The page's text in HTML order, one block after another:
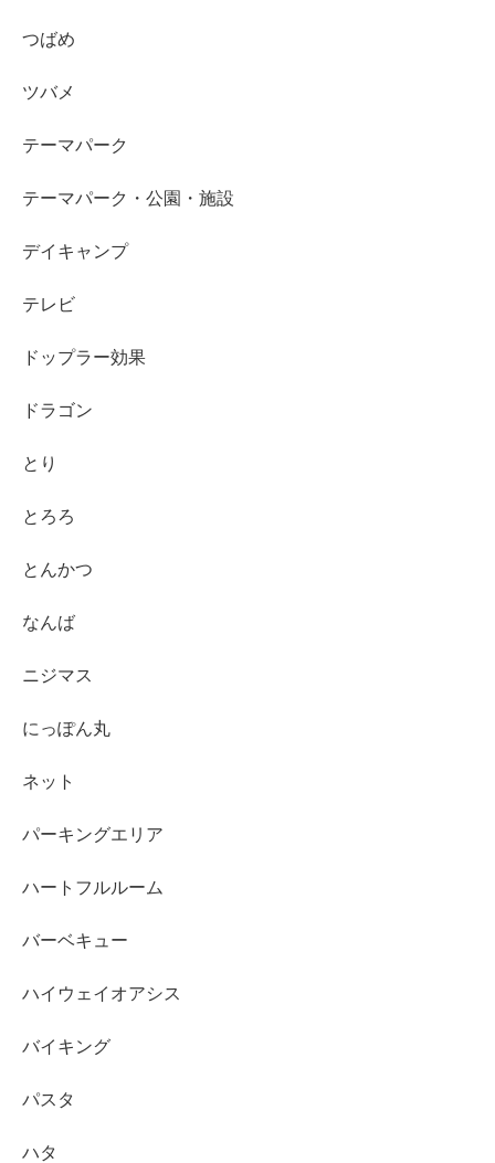
つばめ
ツバメ
テーマパーク
テーマパーク・公園・施設
デイキャンプ
テレビ
ドップラー効果
ドラゴン
とり
とろろ
とんかつ
なんば
ニジマス
にっぽん丸
ネット
パーキングエリア
ハートフルルーム
バーベキュー
ハイウェイオアシス
バイキング
パスタ
ハタ